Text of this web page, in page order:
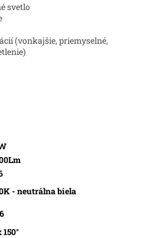
svetlo
(vonkajšie, priemyselné,
- neutrálna biela